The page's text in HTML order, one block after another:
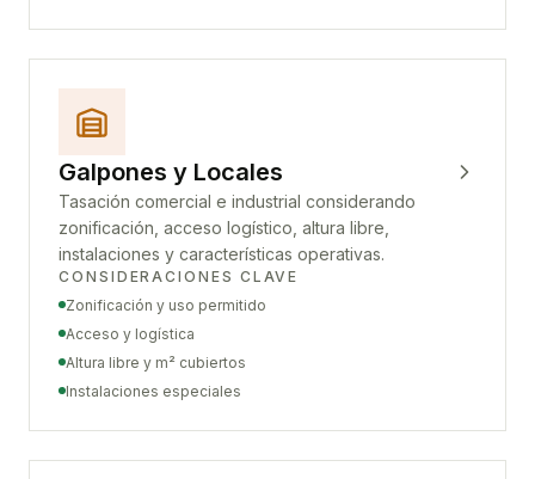
Galpones y Locales
Tasación comercial e industrial considerando
zonificación, acceso logístico, altura libre,
instalaciones y características operativas.
CONSIDERACIONES CLAVE
Zonificación y uso permitido
Acceso y logística
Altura libre y m² cubiertos
Instalaciones especiales